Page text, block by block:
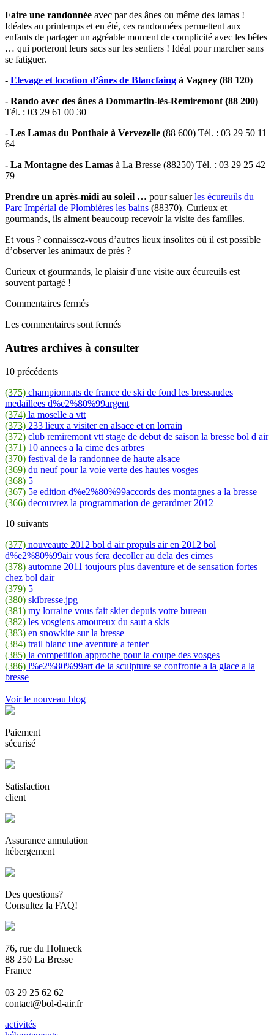
Faire une randonnée avec par des ânes ou même des lamas !
Idéales au printemps et en été, ces randonnées permettent aux
enfants de partager un agréable moment de complicité avec les bêtes
… qui porteront leurs sacs sur les sentiers ! Idéal pour marcher sans
se fatiguer.
- Elevage et location d’ânes de Blancfaing à Vagney (88 120)
- Rando avec des ânes à Dommartin-lès-Remiremont (88 200)
Tél. : 03 29 61 00 30
- Les Lamas du Ponthaie à Vervezelle (88 600) Tél. : 03 29 50 11
64
- La Montagne des Lamas à La Bresse (88250) Tél. : 03 29 25 42
79
Prendre un après-midi au soleil … pour saluerles écureuils du
Parc Impérial de Plombières les bains (88370). Curieux et
gourmands, ils aiment beaucoup recevoir la visite des familles.
Et vous ? connaissez-vous d’autres lieux insolites où il est possible
d’observer les animaux de près ?
Curieux et gourmands, le plaisir d'une visite aux écureuils est
souvent partagé !
Commentaires fermés
Les commentaires sont fermés
Autres archives à consulter
10 précédents
(375) championnats de france de ski de fond les bressaudes
medaillees d%e2%80%99argent
(374) la moselle a vtt
(373) 233 lieux a visiter en alsace et en lorrain
(372) club remiremont vtt stage de debut de saison la bresse bol d air
(371) 10 annees a la cime des arbres
(370) festival de la randonnee de haute alsace
(369) du neuf pour la voie verte des hautes vosges
(368) 5
(367) 5e edition d%e2%80%99accords des montagnes a la bresse
(366) decouvrez la programmation de gerardmer 2012
10 suivants
(377) nouveaute 2012 bol d air propuls air en 2012 bol
d%e2%80%99air vous fera decoller au dela des cimes
(378) automne 2011 toujours plus daventure et de sensation fortes
chez bol dair
(379) 5
(380) skibresse.jpg
(381) my lorraine vous fait skier depuis votre bureau
(382) les vosgiens amoureux du saut a skis
(383) en snowkite sur la bresse
(384) trail blanc une aventure a tenter
(385) la competition approche pour la coupe des vosges
(386) l%e2%80%99art de la sculpture se confronte a la glace a la
bresse
Voir le nouveau blog
Paiement
sécurisé
Satisfaction
client
Assurance annulation
hébergement
Des questions?
Consultez la FAQ!
76, rue du Hohneck
88 250 La Bresse
France
03 29 25 62 62
contact@bol-d-air.fr
activités